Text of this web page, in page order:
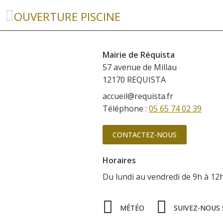
OUVERTURE PISCINE
Mairie de Réquista
57 avenue de Millau
12170 REQUISTA
accueil@requista.fr
Téléphone : 05 65 74 02 39
CONTACTEZ-NOUS
Horaires
Du lundi au vendredi de 9h à
MÉTÉO SUIVEZ-NOUS